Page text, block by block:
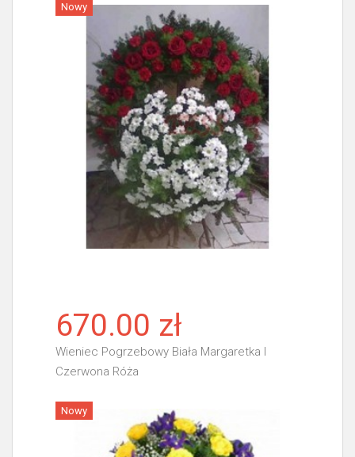
Nowy
670.00 zł
Wieniec Pogrzebowy Biała Margaretka I
Czerwona Róża
Więcej
Nowy